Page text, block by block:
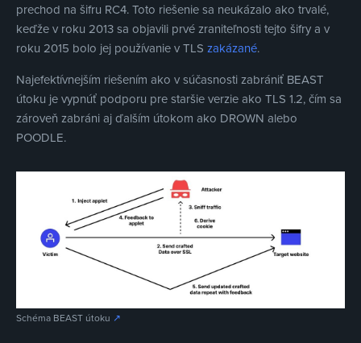
prechod na šifru RC4. Toto riešenie sa neukázalo ako trvalé,
keďže v roku 2013 sa objavili prvé zraniteľnosti tejto šifry a v
roku 2015 bolo jej používanie v TLS zakázané.
Najefektívnejším riešením ako v súčasnosti zabrániť BEAST
útoku je vypnúť podporu pre staršie verzie ako TLS 1.2, čím sa
zároveň zabráni aj ďalším útokom ako DROWN alebo
POODLE.
Schéma BEAST útoku ↗